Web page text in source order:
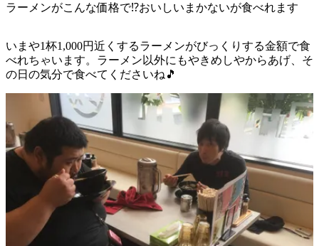
ラーメンがこんな価格で⁉︎おいしいまかないが食べれます
いまや1杯1,000円近くするラーメンがびっくりする金額で食
べれちゃいます。ラーメン以外にもやきめしやからあげ、そ
の日の気分で食べてくださいね🎵